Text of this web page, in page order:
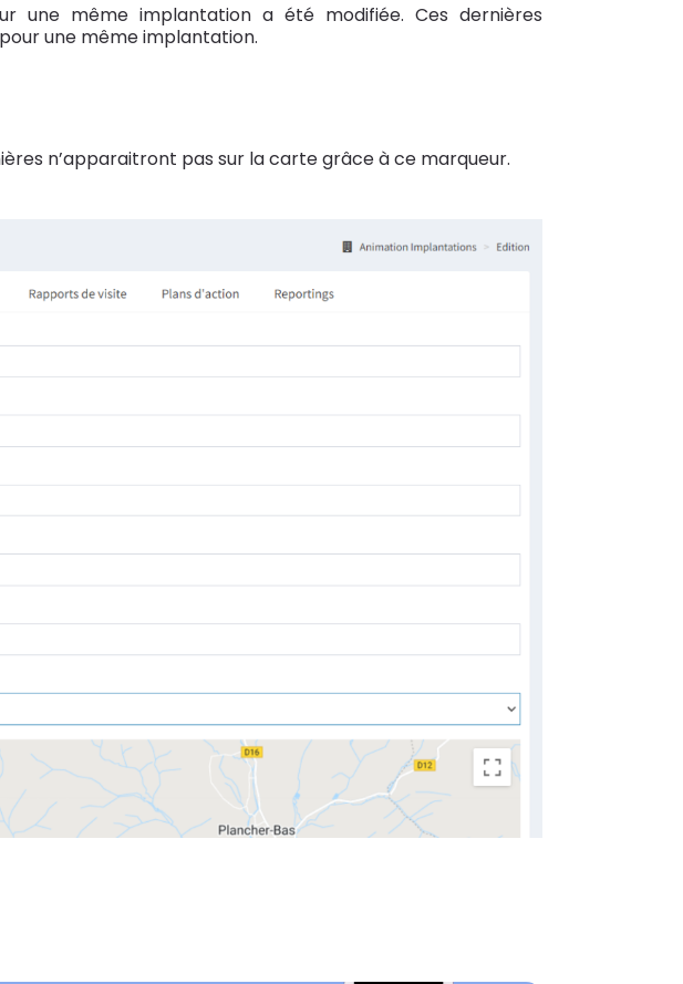
une même implantation a été modifiée. Ces dernières
une même implantation.
n’apparaitront pas sur la carte grâce à ce marqueur.